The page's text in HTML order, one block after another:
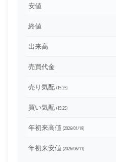
安値
終値
出来高
売買代金
売り気配 (15:25)
買い気配 (15:25)
年初来高値 (2026/01/19)
年初来安値 (2026/06/11)